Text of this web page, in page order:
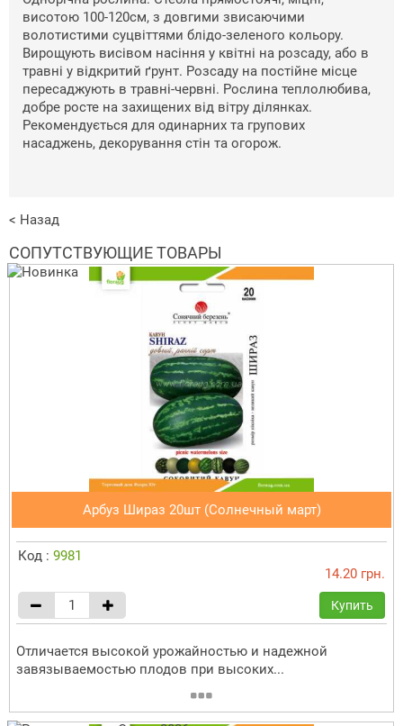
висотою 100-120см, з довгими звисаючими
волотистими суцвіттями блідо-зеленого кольору.
Вирощують висівом насіння у квітні на розсаду, або в
травні у відкритий ґрунт. Розсаду на постійне місце
пересаджують в травні-червні. Рослина теплолюбива,
добре росте на захищених від вітру ділянках.
Рекомендується для одинарних та групових
насаджень, декорування стін та огорож.
< Назад
СОПУТСТВУЮЩИЕ ТОВАРЫ
Арбуз Шираз 20шт (Солнечный март)
Код : 9981
14.20 грн.
Купить
Отличается высокой урожайностью и надежной
завязываемостью плодов при высоких...